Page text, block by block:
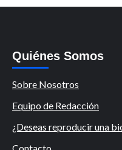
Quiénes Somos
Sobre Nosotros
Equipo de Redacción
¿Deseas reproducir una